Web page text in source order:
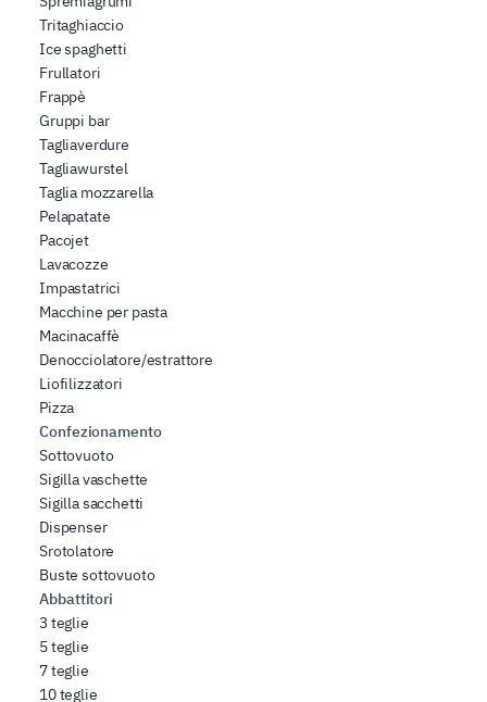
Tritaghiaccio
Ice spaghetti
Frullatori
Frappè
Gruppi bar
Tagliaverdure
Tagliawurstel
Taglia mozzarella
Pelapatate
Pacojet
Lavacozze
Impastatrici
Macchine per pasta
Macinacaffè
Denocciolatore/estrattore
Liofilizzatori
Pizza
Confezionamento
Sottovuoto
Sigilla vaschette
Sigilla sacchetti
Dispenser
Srotolatore
Buste sottovuoto
Abbattitori
3 teglie
5 teglie
7 teglie
10 teglie